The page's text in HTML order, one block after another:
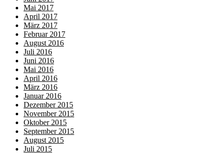
Mai 2017
April 2017
März 2017
Februar 2017
August 2016
Juli 2016
Juni 2016
Mai 2016
April 2016
März 2016
Januar 2016
Dezember 2015
November 2015
Oktober 2015
September 2015
August 2015
Juli 2015